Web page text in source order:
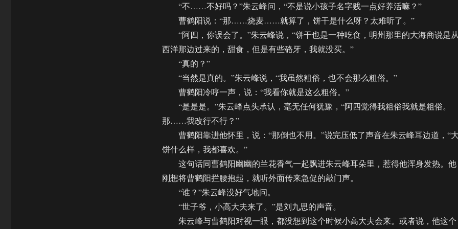
“不……不好吗？”朱云峰问，“不是说小孩子名字贱一点好养活嘛？”
曹鹤阳说：“那……烧麦……就算了，饼干是什么呀？太难听了。”
“阿四，你误会了。”朱云峰说，“饼干也是一种吃食，明州那里的大海商说是
西洋那边过来的，甜食，但是有些硌牙，我就没买。”
“真的？”
“当然是真的。”朱云峰说，“我虽然粗俗，也不会那么粗俗。”
曹鹤阳冷哼一声，说：“我看你就是这么粗俗。”
“是是是。”朱云峰点头承认，毫无任何犹豫，“阿四觉得我粗俗我就是粗俗。
那……我改行不行？”
曹鹤阳靠进他怀里，说：“那倒也不用。”说完压低了声音在朱云峰耳边道，“
饼什么样，我都喜欢。”
这句话同曹鹤阳幽幽的兰花香气一起飘进朱云峰耳朵里，惹得他浑身发热。他
刚想将曹鹤阳拦腰抱起，就听外面传来急促的敲门声。
“谁？”朱云峰没好气地问。
“世子爷，小高大夫来了。”是刘九思的声音。
朱云峰与曹鹤阳对视一眼，都没想到这个时候小高大夫会来。或者说，他这个